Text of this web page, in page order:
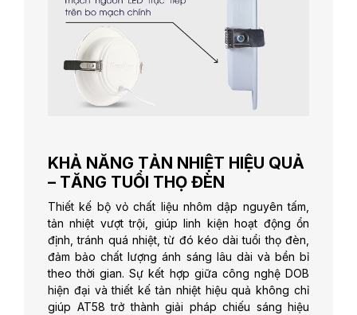
KHẢ NĂNG TẢN NHIỆT HIỆU QUẢ
– TĂNG TUỔI THỌ ĐÈN
Thiết kế bộ vỏ chất liệu nhôm dập nguyên tấm,
tản nhiệt vượt trội, giúp linh kiện hoạt động ổn
định, tránh quá nhiệt, từ đó kéo dài tuổi thọ đèn,
đảm bảo chất lượng ánh sáng lâu dài và bền bỉ
theo thời gian. Sự kết hợp giữa công nghệ DOB
hiện đại và thiết kế tản nhiệt hiệu quả không chỉ
giúp AT58 trở thành giải pháp chiếu sáng hiệu